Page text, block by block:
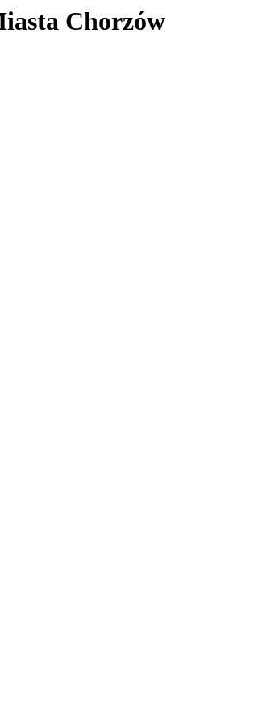
Chorzów